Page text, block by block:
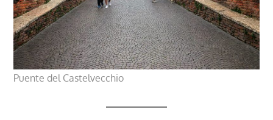
Puente del Castelvecchio